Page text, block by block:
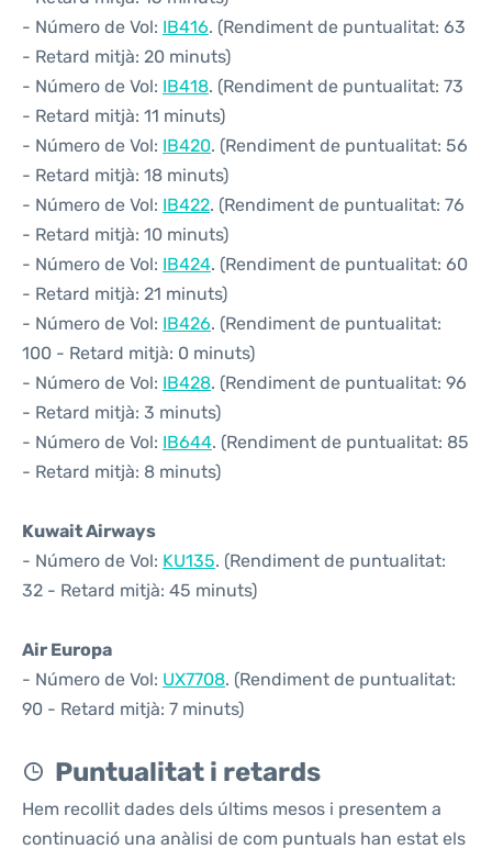
- Número de Vol: IB416. (Rendiment de puntualitat: 63
- Retard mitjà: 20 minuts)
- Número de Vol: IB418. (Rendiment de puntualitat: 73
- Retard mitjà: 11 minuts)
- Número de Vol: IB420. (Rendiment de puntualitat: 56
- Retard mitjà: 18 minuts)
- Número de Vol: IB422. (Rendiment de puntualitat: 76
- Retard mitjà: 10 minuts)
- Número de Vol: IB424. (Rendiment de puntualitat: 60
- Retard mitjà: 21 minuts)
- Número de Vol: IB426. (Rendiment de puntualitat:
100 - Retard mitjà: 0 minuts)
- Número de Vol: IB428. (Rendiment de puntualitat: 96
- Retard mitjà: 3 minuts)
- Número de Vol: IB644. (Rendiment de puntualitat: 85
- Retard mitjà: 8 minuts)
Kuwait Airways
- Número de Vol: KU135. (Rendiment de puntualitat:
32 - Retard mitjà: 45 minuts)
Air Europa
- Número de Vol: UX7708. (Rendiment de puntualitat:
90 - Retard mitjà: 7 minuts)
Puntualitat i retards
Hem recollit dades dels últims mesos i presentem a
continuació una anàlisi de com puntuals han estat els